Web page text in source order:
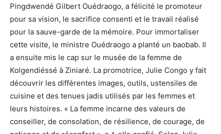
Pingdwendé Gilbert Ouédraogo, a félicité le promoteur
pour sa vision, le sacrifice consenti et le travail réalisé
pour la sauve-garde de la mémoire. Pour immortaliser
cette visite, le ministre Ouédraogo a planté un baobab. Il
a ensuite mis le cap sur le musée de la femme de
Kolgendiéssé à Ziniaré. La promotrice, Julie Congo y fait
découvrir les différentes images, outils, ustensiles de
cuisine et des tenues jadis utilisés par les femmes et
leurs histoires. « La femme incarne des valeurs de
conseiller, de consolation, de résilience, de courage, de